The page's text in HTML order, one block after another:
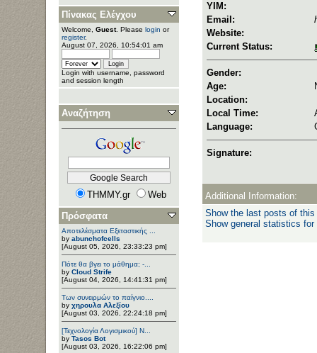
Πίνακας Ελέγχου
Welcome, Guest. Please login or
register.
August 07, 2026, 10:54:01 am
Login with username, password
and session length
Αναζήτηση
THMMY.gr
Web
Πρόσφατα
Αποτελέσματα Εξεταστικής ...
by abunchofcells
[August 05, 2026, 23:33:23 pm]
Πότε θα βγει το μάθημα; -...
by Cloud Strife
[August 04, 2026, 14:41:31 pm]
Των συνειρμών το παίγνιο....
by χηρουλα Αλεξίου
[August 03, 2026, 22:24:18 pm]
[Τεχνολογία Λογισμικού] Ν...
by Tasos Bot
[August 03, 2026, 16:22:06 pm]
YIM:
Email:
Website:
Current Status:
Gender:
Age:
Location:
Local Time:
Language:
Signature:
Additional Information:
Show the last posts of this
Show general statistics for